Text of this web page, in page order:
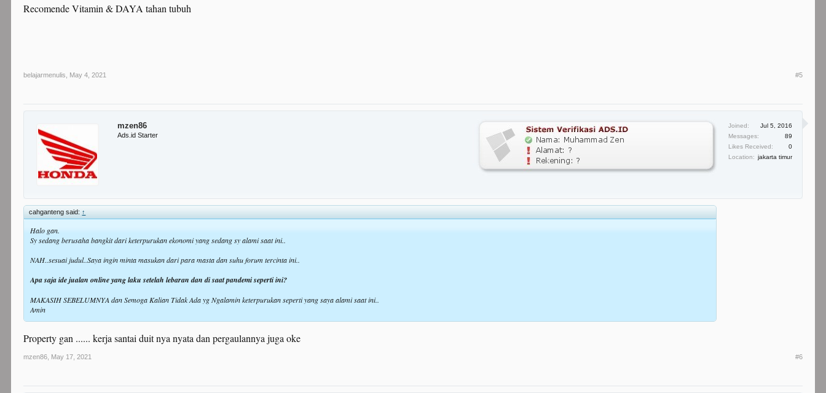
Recomende Vitamin & DAYA tahan tubuh
belajarmenulis May 4, 2021 #5
mzen86
Ads.id Starter
Joined:
Jul 5, 2016
Messages:
89
Likes Received:
0
Location: jakarta timur
cahganteng said: ↑
Halo gan.
Sy sedang berusaha bangkit dari keterpurukan ekonomi yang sedang sy alami saat ini..
NAH..sesuai judul..Saya ingin minta masukan dari para masta dan suhu forum tercinta ini..
Apa saja ide jualan online yang laku setelah lebaran dan di saat pandemi seperti ini?
MAKASIH SEBELUMNYA dan Semoga Kalian Tidak Ada yg Ngalamin keterpurukan seperti yang saya alami saat ini..
Amin
Property gan ...... kerja santai duit nya nyata dan pergaulannya juga oke
mzen86 May 17, 2021 #6